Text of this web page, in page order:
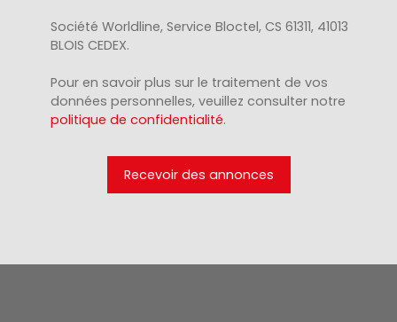
Société Worldline, Service Bloctel, CS 61311, 41013
BLOIS CEDEX.
Pour en savoir plus sur le traitement de vos
données personnelles, veuillez consulter notre
politique de confidentialité.
Recevoir des annonces